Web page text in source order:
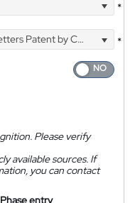
*
Patent by Courier
*
Please verify
available sources. If
you can contact
entry